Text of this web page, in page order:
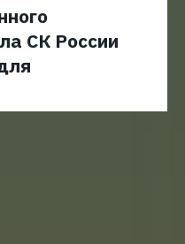
СК России